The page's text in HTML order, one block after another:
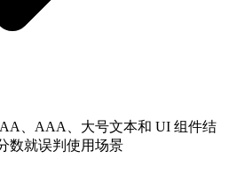
、AAA、大号文本和 UI 组件结
数就误判使用场景